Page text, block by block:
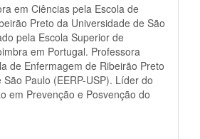
em Ciências pela Escola de
Preto da Universidade de São
pela Escola Superior de
em Portugal. Professora
de Enfermagem de Ribeirão Preto
Paulo (EERP-USP). Líder do
em Prevenção e Posvenção do